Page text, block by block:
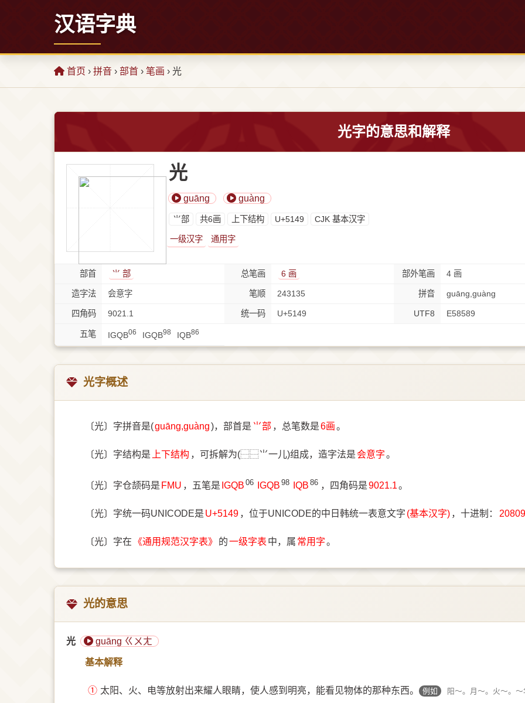
汉语字典
首页 › 拼音 › 部首 › 笔画 › 光
光字的意思和解释
光
guāng guàng
⺌部 共6画 上下结构 U+5149 CJK 基本汉字
一级汉字 通用字
部首 ⺌ 部 总笔画 6 画 部外笔画 4 画
造字法 会意字 笔顺 243135 拼音 guāng,guàng
四角码 9021.1 统一码 U+5149 UTF8 E58589
五笔 IGQB06 IGQB98 IQB86
光字概述
〔光〕字拼音是(guāng,guàng)，部首是 ⺌部 ，总笔数是6画。
〔光〕字结构是 上下结构 ，可拆解为(⿱⿱⺌一儿)组成，造字法是 会意字。
〔光〕字仓颉码是 FMU ，五笔是 IGQB 06 IGQB 98 IQB 86 ，四角码是9021.1。
〔光〕字统一码UNICODE是 U+5149 ，位于UNICODE的中日韩统一表意文字 (基本汉字) ，十进制： 20809
〔光〕字在 《通用规范汉字表》 的一级字表 中，属 常用字。
光的意思
光 guāng ㄍㄨㄤ
基本解释
① 太阳、火、电等放射出来耀人眼睛，使人感到明亮，能看见物体的那种东西。 例如 阳～。月～。火～。